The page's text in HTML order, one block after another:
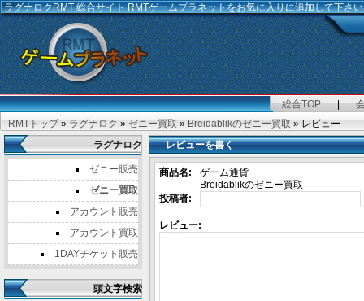
ラグナロクRMT総合サイト RMTゲームプラネットをお気に入りに追加して下さ
総合TOP |
RMTトップ » ラグナロク » ゼニー買取 » Breidablikのゼニー買取 » レビュー
ラグナロク
ゼニー販売
ゼニー買取
アカウント販売
アカウント買取
1DAYチケット販売
頭文字検索
レビューを書く
商品名:
ゲーム通貨
Breidablikのゼニー買取
投稿者:
レビュー: